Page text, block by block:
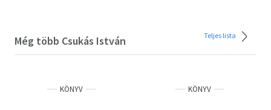
Még több Csukás István Teljes lista
KÖNYV KÖNYV